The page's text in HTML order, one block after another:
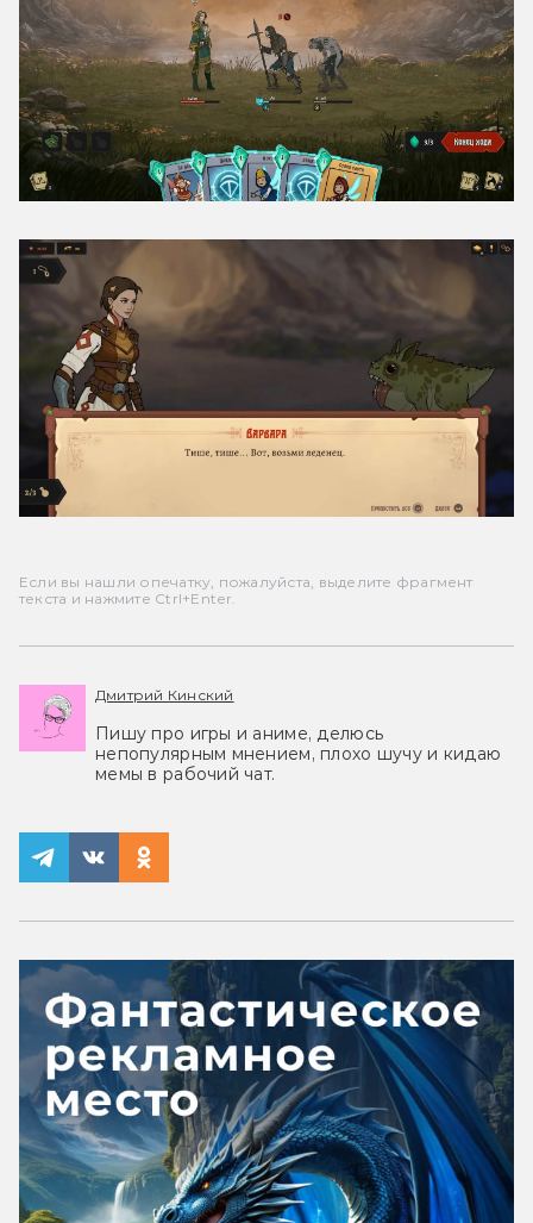
Если вы нашли опечатку, пожалуйста, выделите фрагмент
текста и нажмите Ctrl+Enter.
Дмитрий Кинский
Пишу про игры и аниме, делюсь
непопулярным мнением, плохо шучу и кидаю
мемы в рабочий чат.